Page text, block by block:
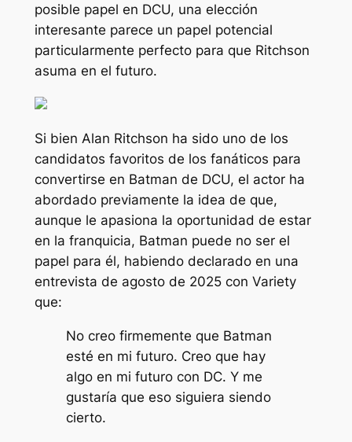
posible papel en DCU, una elección
interesante parece un papel potencial
particularmente perfecto para que Ritchson
asuma en el futuro.
Si bien Alan Ritchson ha sido uno de los
candidatos favoritos de los fanáticos para
convertirse en Batman de DCU, el actor ha
abordado previamente la idea de que,
aunque le apasiona la oportunidad de estar
en la franquicia, Batman puede no ser el
papel para él, habiendo declarado en una
entrevista de agosto de 2025 con Variety
que:
No creo firmemente que Batman
esté en mi futuro. Creo que hay
algo en mi futuro con DC. Y me
gustaría que eso siguiera siendo
cierto.